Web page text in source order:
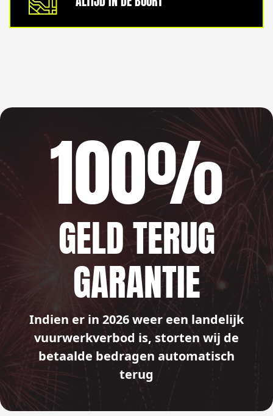
100%
GELD TERUG
GARANTIE
Indien er in 2026 weer een landelijk
vuurwerkverbod is, storten wij de
betaalde bedragen automatisch
terug